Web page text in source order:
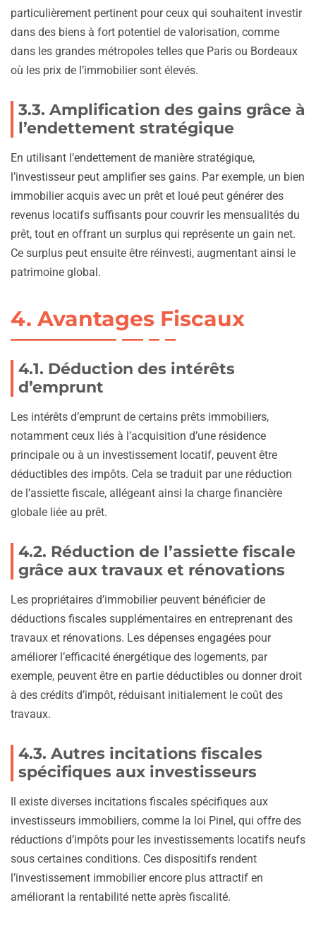
particulièrement pertinent pour ceux qui souhaitent investir
dans des biens à fort potentiel de valorisation, comme
dans les grandes métropoles telles que Paris ou Bordeaux
où les prix de l’immobilier sont élevés.
3.3. Amplification des gains grâce à
l’endettement stratégique
En utilisant l’endettement de manière stratégique,
l’investisseur peut amplifier ses gains. Par exemple, un bien
immobilier acquis avec un prêt et loué peut générer des
revenus locatifs suffisants pour couvrir les mensualités du
prêt, tout en offrant un surplus qui représente un gain net.
Ce surplus peut ensuite être réinvesti, augmentant ainsi le
patrimoine global.
4. Avantages Fiscaux
4.1. Déduction des intérêts
d’emprunt
Les intérêts d’emprunt de certains prêts immobiliers,
notamment ceux liés à l’acquisition d’une résidence
principale ou à un investissement locatif, peuvent être
déductibles des impôts. Cela se traduit par une réduction
de l’assiette fiscale, allégeant ainsi la charge financière
globale liée au prêt.
4.2. Réduction de l’assiette fiscale
grâce aux travaux et rénovations
Les propriétaires d’immobilier peuvent bénéficier de
déductions fiscales supplémentaires en entreprenant des
travaux et rénovations. Les dépenses engagées pour
améliorer l’efficacité énergétique des logements, par
exemple, peuvent être en partie déductibles ou donner droit
à des crédits d’impôt, réduisant initialement le coût des
travaux.
4.3. Autres incitations fiscales
spécifiques aux investisseurs
Il existe diverses incitations fiscales spécifiques aux
investisseurs immobiliers, comme la loi Pinel, qui offre des
réductions d’impôts pour les investissements locatifs neufs
sous certaines conditions. Ces dispositifs rendent
l’investissement immobilier encore plus attractif en
améliorant la rentabilité nette après fiscalité.